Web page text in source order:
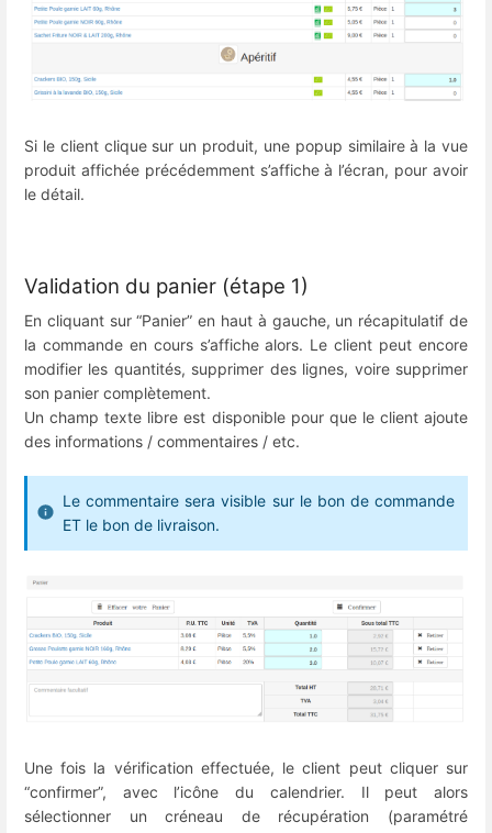
Si le client clique sur un produit, une popup similaire à la vue
produit affichée précédemment s’affiche à l’écran, pour avoir
le détail.
Validation du panier (étape 1)
En cliquant sur “Panier” en haut à gauche, un récapitulatif de
la commande en cours s’affiche alors. Le client peut encore
modifier les quantités, supprimer des lignes, voire supprimer
son panier complètement.
Un champ texte libre est disponible pour que le client ajoute
des informations / commentaires / etc.
Le commentaire sera visible sur le bon de commande
ET le bon de livraison.
Une fois la vérification effectuée, le client peut cliquer sur
“confirmer”, avec l’icône du calendrier. Il peut alors
sélectionner un créneau de récupération (paramétré